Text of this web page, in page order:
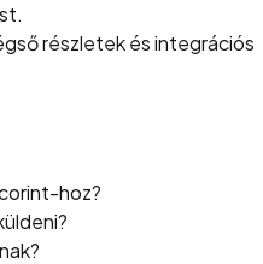
részletek és integrációs
hoz?